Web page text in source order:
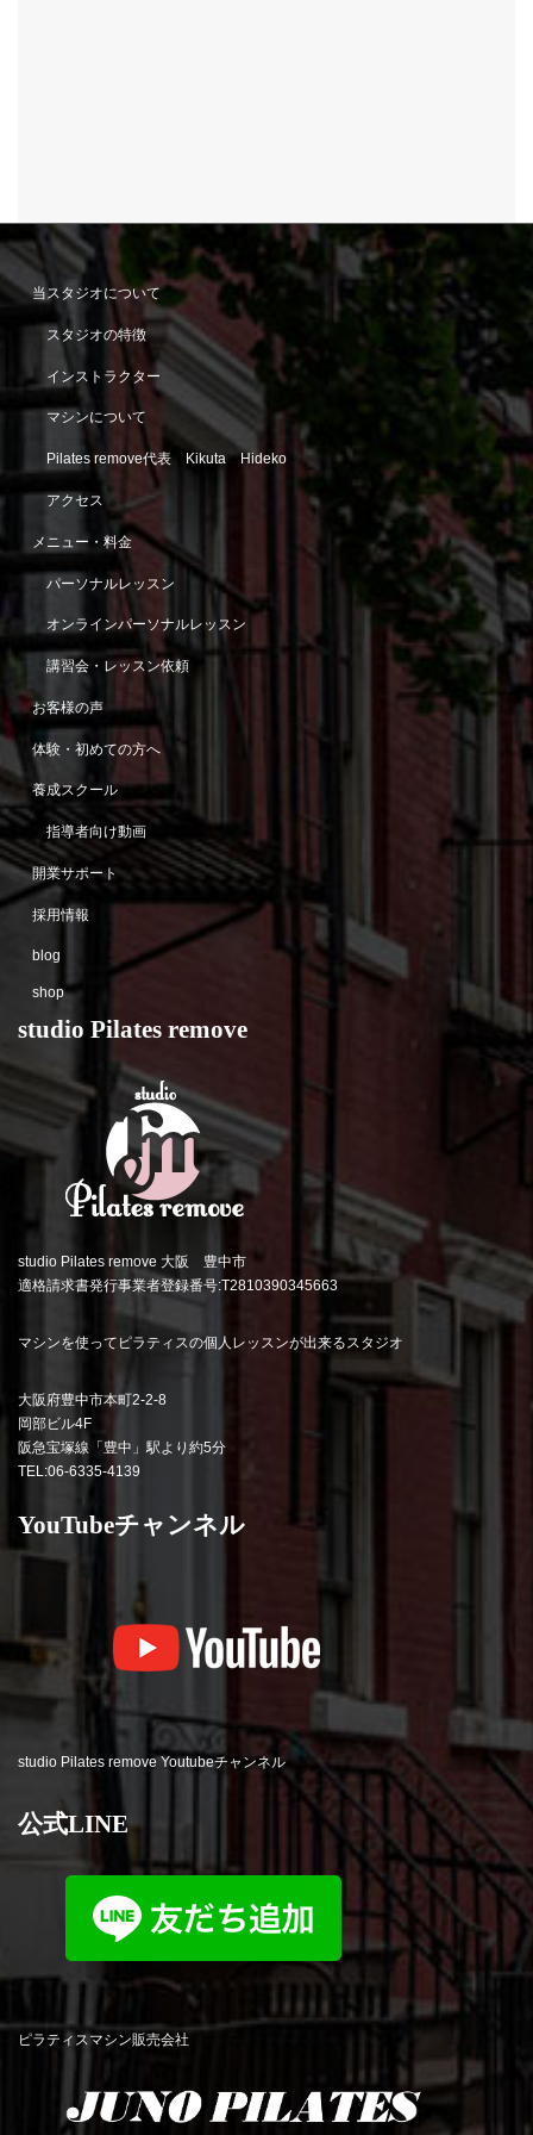
当スタジオについて
スタジオの特徴
インストラクター
マシンについて
Pilates remove代表 Kikuta Hideko
アクセス
メニュー・料金
パーソナルレッスン
オンラインパーソナルレッスン
講習会・レッスン依頼
お客様の声
体験・初めての方へ
養成スクール
指導者向け動画
開業サポート
採用情報
blog
shop
studio Pilates remove
studio Pilates remove 大阪 豊中市
適格請求書発行事業者登録番号:T2810390345663
マシンを使ってピラティスの個人レッスンが出来るスタジオ
大阪府豊中市本町2-2-8
岡部ビル4F
阪急宝塚線「豊中」駅より約5分
TEL:06-6335-4139
YouTubeチャンネル
studio Pilates remove Youtubeチャンネル
公式LINE
ピラティスマシン販売会社